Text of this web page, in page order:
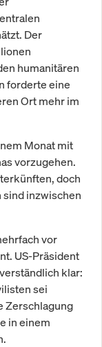
Der
humanitären
forderte eine
Ort mehr im
Monat mit
vorzugehen.
doch
inzwischen
vor
US-Präsident
klar:
sei
Zerschlagung
in einem